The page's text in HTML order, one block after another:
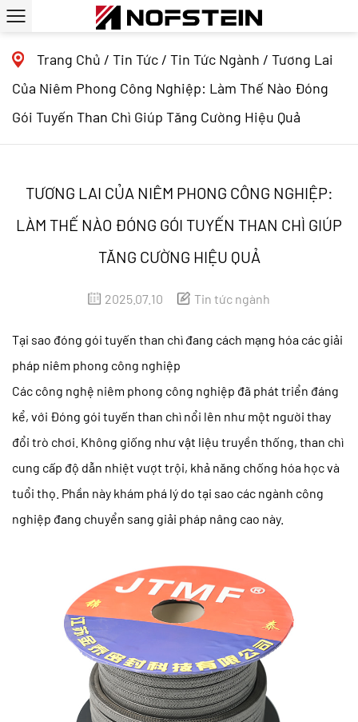
Trang Chủ / Tin Tức / Tin Tức Ngành / Tương Lai
Của Niêm Phong Công Nghiệp: Làm Thế Nào Đóng
Gói Tuyến Than Chì Giúp Tăng Cường Hiệu Quả
TƯƠNG LAI CỦA NIÊM PHONG CÔNG NGHIỆP:
LÀM THẾ NÀO ĐÓNG GÓI TUYẾN THAN CHÌ GIÚP
TĂNG CƯỜNG HIỆU QUẢ
2025.07.10 Tin tức ngành
Tại sao đóng gói tuyến than chì đang cách mạng hóa các giải
pháp niêm phong công nghiệp
Các công nghệ niêm phong công nghiệp đã phát triển đáng
kể, với Đóng gói tuyến than chì nổi lên như một người thay
đổi trò chơi. Không giống như vật liệu truyền thống, than chì
cung cấp độ dẫn nhiệt vượt trội, khả năng chống hóa học và
tuổi thọ. Phần này khám phá lý do tại sao các ngành công
nghiệp đang chuyển sang giải pháp nâng cao này.